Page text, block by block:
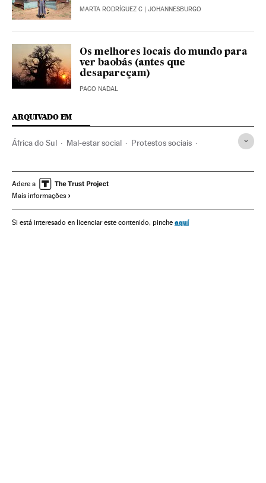
MARTA RODRÍGUEZ C | JOHANNESBURGO
Os melhores locais do mundo para
ver baobás (antes que
desapareçam)
PACO NADAL
ARQUIVADO EM
África do Sul Mal-estar social Protestos sociais
Violência racial Violência policial
Adere a
Mais informações
Si está interesado en licenciar este contenido, pinche aquí